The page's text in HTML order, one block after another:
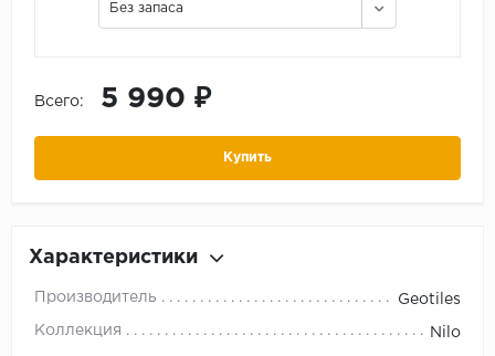
Без запаса
Всего: 5 990 ₽
Купить
Характеристики
Производитель Geotiles
Коллекция Nilo